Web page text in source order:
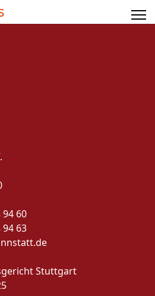
94 60
94 63
Stuttgart